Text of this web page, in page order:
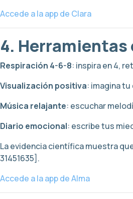
Accede a la app de Clara
4. Herramientas
Respiración 4-6-8: inspira en 4,
Visualización positiva: imagina
Música relajante: escuchar
Diario emocional: escribe tus
La evidencia científica muestra
31451635].
Accede a la app de Alma